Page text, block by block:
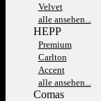
Velvet
alle ansehen...
HEPP
Premium
Carlton
Accent
alle ansehen...
Comas